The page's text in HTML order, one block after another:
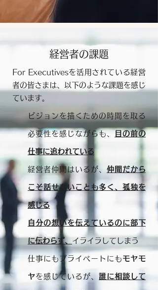
経営者の課題
For Executivesを活用されている経営
者の皆さまは、以下のような課題を感じ
ています。
ビジョンを描くための時間を取る
必要性を感じながらも、 目の前の
仕事に追われている
経営者仲間はいるが、 仲間だから
こそ話せないことも多く、孤独を
感じる
自分の想いを伝えているのに部下
に伝わらず、 イライラしてしまう
仕事にもプライベートにも モヤモ
ヤを感じているが、 誰に相談して